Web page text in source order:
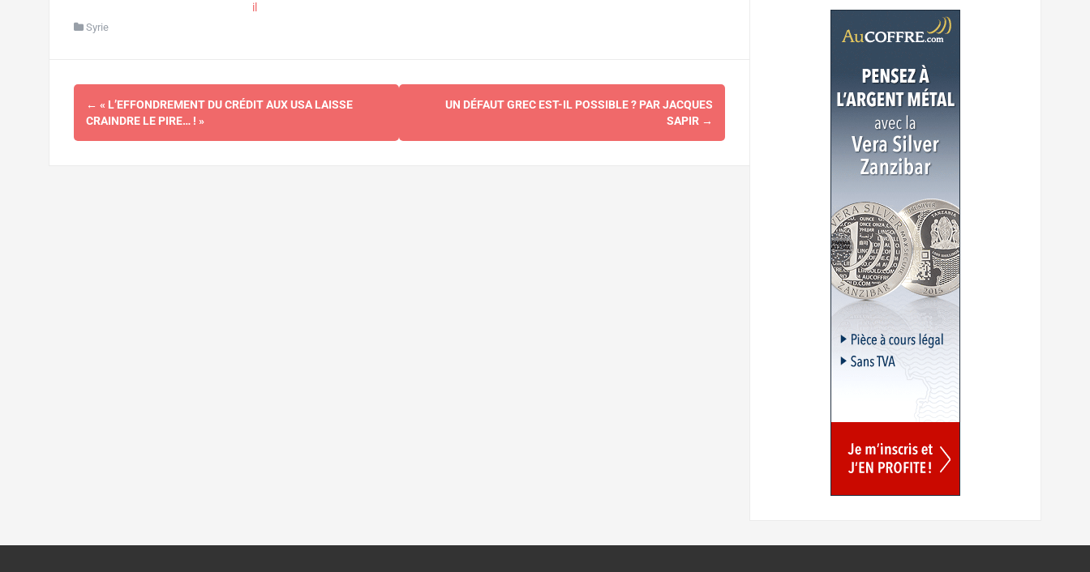
il
Syrie
Navigation
d'article
← « L’EFFONDREMENT DU CRÉDIT AUX USA LAISSE
CRAINDRE LE PIRE… ! »
UN DÉFAUT GREC EST-IL POSSIBLE ? PAR JACQUES
SAPIR →